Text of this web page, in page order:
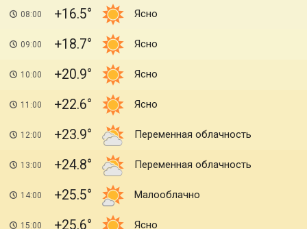
08:00 +16.5 Ясно
09:00 +18.7 Ясно
10:00 +20.9 Ясно
11:00 +22.6 Ясно
12:00 +23.9 Переменная облачность
13:00 +24.8 Переменная облачность
14:00 +25.5 Малооблачно
15:00 +25.6 Ясно